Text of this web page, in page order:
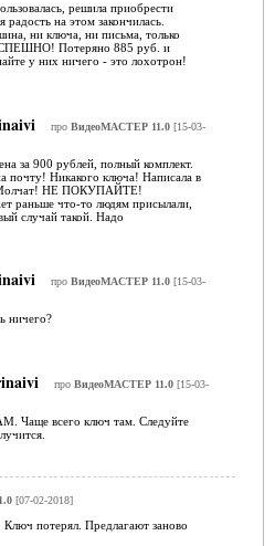
решила приобрести
на этом закончилась.
ни ключа, ни письма, только
Потеряно 885 руб. и
у них ничего - это лохотрон!
про ВидеоМАСТЕР 11.0[15-03-
за 900 рублей, полный комплект.
почту! Никакого ключа! Написала в
НЕ ПОКУПАЙТЕ!
что-то людям присылали,
случай такой. Надо
про ВидеоМАСТЕР 11.0[15-03-
ничего?
про ВидеоМАСТЕР 11.0[15-03-
Чаще всего ключ там. Следуйте
[07-02-2018]
Ключ потерял. Предлагают заново